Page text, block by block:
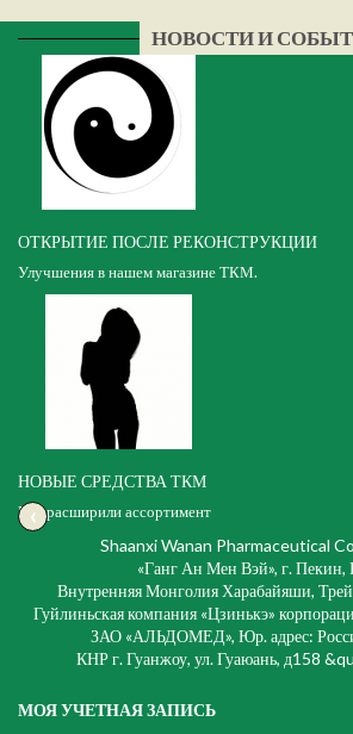
НОВОСТИ И
ОТКРЫТИЕ ПОСЛЕ РЕКОНСТРУКЦИИ
Улучшения в нашем магазине ТКМ.
НОВЫЕ СРЕДСТВА ТКМ
Мы расширили ассортимент
‹
Shaanxi Wanan Pharmaceutical
«Ганг Ан Мен Вэй», г. Пекин,
Внутренняя Монголия Харабайяши,
Гуйлиньская компания «Цзинькэ»
ЗАО «АЛЬДОМЕД», Юр. адрес:
КНР г. Гуанжоу, ул. Гуаюань, д158
МОЯ УЧЕТНАЯ ЗАПИСЬ